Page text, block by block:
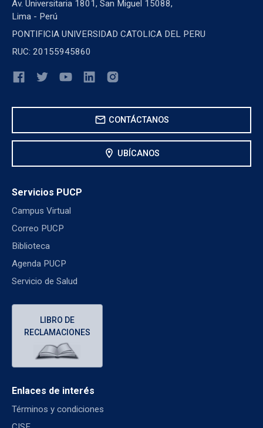
Av. Universitaria 1801, San Miguel 15088,
Lima - Perú
PONTIFICIA UNIVERSIDAD CATOLICA DEL PERU
RUC: 20155945860
mail CONTÁCTANOS
location_on UBÍCANOS
Servicios PUCP
Campus Virtual
Correo PUCP
Biblioteca
Agenda PUCP
Servicio de Salud
LIBRO DE
RECLAMACIONES
Enlaces de interés
Términos y condiciones